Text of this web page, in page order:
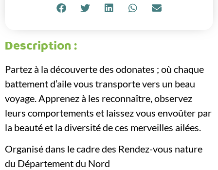
Description :
Partez à la découverte des odonates ; où chaque
battement d’aile vous transporte vers un beau
voyage. Apprenez à les reconnaître, observez
leurs comportements et laissez vous envoûter par
la beauté et la diversité de ces merveilles ailées.
Organisé dans le cadre des Rendez-vous nature
du Département du Nord